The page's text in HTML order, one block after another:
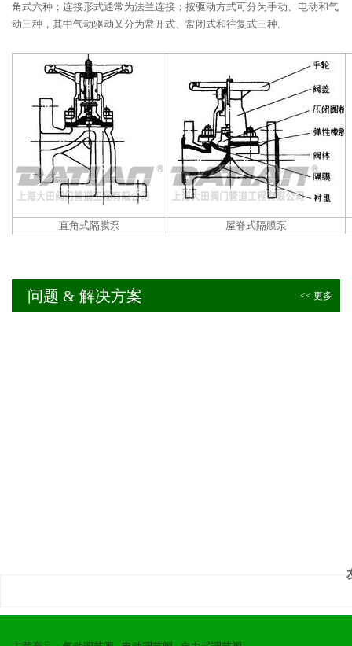
角式六种；连接形式通常为法兰连接；按驱动方式可分为手动、电动和气
动三种，其中气动驱动又分为常开式、常闭式和往复式三种。
直角式隔膜泵 屋脊式隔膜泵
问题 & 解决方案 << 更多